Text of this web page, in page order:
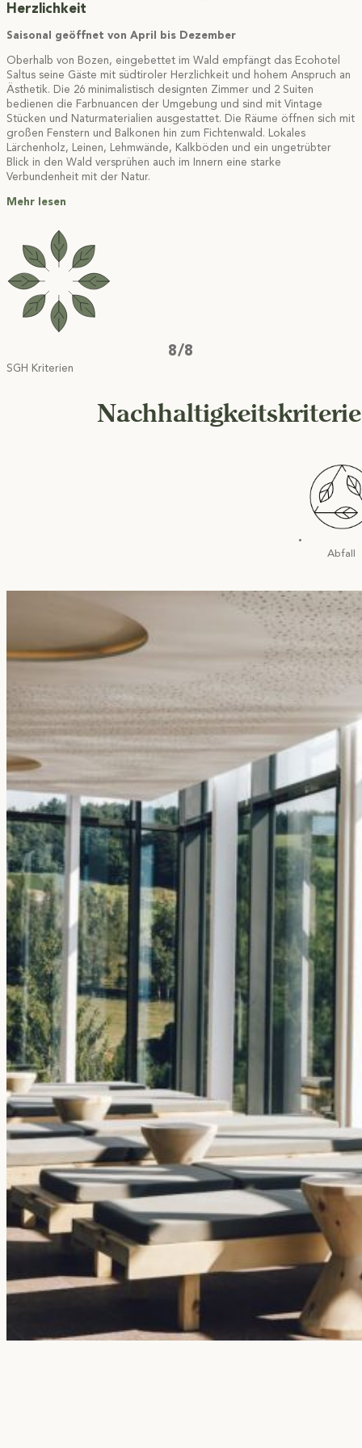
Herzlichkeit
Saisonal geöffnet von April bis Dezember
Oberhalb von Bozen, eingebettet im Wald empfängt das Ecohotel
Saltus seine Gäste mit südtiroler Herzlichkeit und hohem Anspruch an
Ästhetik. Die 26 minimalistisch designten Zimmer und 2 Suiten
bedienen die Farbnuancen der Umgebung und sind mit Vintage
Stücken und Naturmaterialien ausgestattet. Die Räume öffnen sich mit
großen Fenstern und Balkonen hin zum Fichtenwald. Lokales
Lärchenholz, Leinen, Lehmwände, Kalkböden und ein ungetrübter
Blick in den Wald versprühen auch im Innern eine starke
Verbundenheit mit der Natur.
Mehr lesen
8/8
SGH Kriterien
Abfall